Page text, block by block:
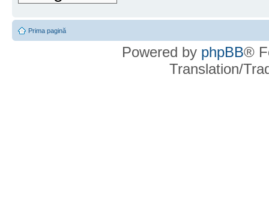
Prima pagină
Powered by phpBB®
Translation/